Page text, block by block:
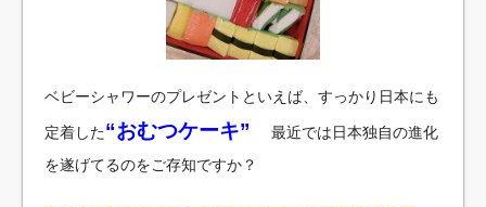
ベビーシャワーのプレゼントといえば、すっかり日本にも
定着した“おむつケーキ”
最近では日本独自の進化
を遂げてるのをご存知ですか？